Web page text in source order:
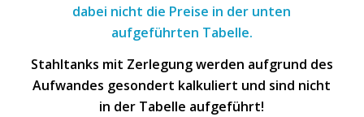
dabei nicht die Preise in der unten
aufgeführten Tabelle.
Stahltanks mit Zerlegung werden aufgrund des
Aufwandes gesondert kalkuliert und sind nicht
in der Tabelle aufgeführt!